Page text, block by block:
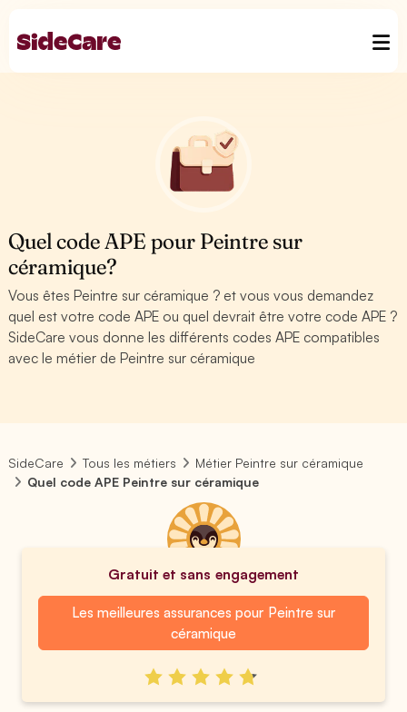
Quel code APE pour Peintre sur
céramique?
Vous êtes Peintre sur céramique ? et vous vous demandez
quel est votre code APE ou quel devrait être votre code APE ?
SideCare vous donne les différents codes APE compatibles
avec le métier de Peintre sur céramique
SideCare Tous les métiers
Métier Peintre sur céramique
Quel code APE Peintre sur céramique
Gratuit et sans engagement
Les meilleures assurances pour Peintre sur
céramique